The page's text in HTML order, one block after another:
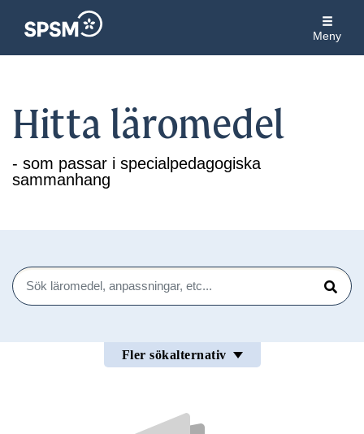
Meny
Hitta läromedel
- som passar i specialpedagogiska
sammanhang
Sök
Sök
Fler sökalternativ